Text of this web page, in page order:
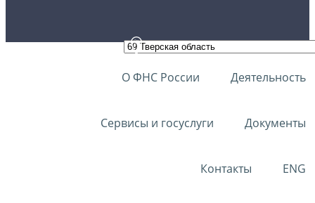
О ФНС России Деятельность
Сервисы и госуслуги Документы
Контакты ENG